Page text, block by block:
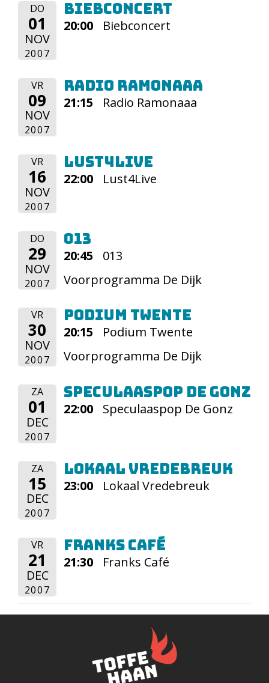
DO
01
NOV
2007
Biebconcert
20:00 Biebconcert
VR
09
NOV
2007
Radio Ramonaaa
21:15 Radio Ramonaaa
VR
16
NOV
2007
Lust4Live
22:00 Lust4Live
DO
29
NOV
2007
013
20:45
013
Voorprogramma De Dijk
VR
30
NOV
2007
Podium Twente
20:15
Podium Twente
Voorprogramma De Dijk
ZA
01
DEC
2007
Speculaaspop De Gonz
22:00 Speculaaspop De Gonz
ZA
15
DEC
2007
Lokaal Vredebreuk
23:00 Lokaal Vredebreuk
VR
21
DEC
2007
Franks Café
21:30 Franks Café